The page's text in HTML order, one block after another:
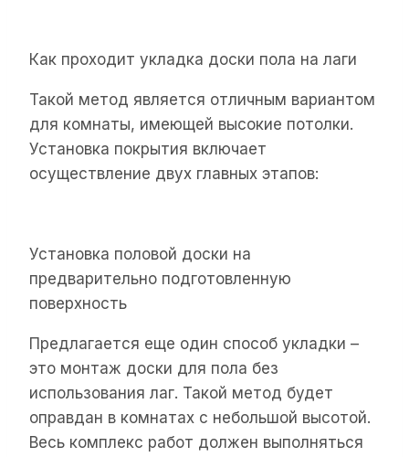
Как проходит укладка доски пола на лаги
Такой метод является отличным вариантом
для комнаты, имеющей высокие потолки.
Установка покрытия включает
осуществление двух главных этапов:
Установка половой доски на
предварительно подготовленную
поверхность
Предлагается еще один способ укладки –
это монтаж доски для пола без
использования лаг. Такой метод будет
оправдан в комнатах с небольшой высотой.
Весь комплекс работ должен выполняться